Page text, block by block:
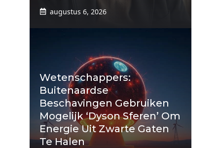
augustus 6, 2026
Wetenschappers:
Buitenaardse
Beschavingen Gebruiken
Mogelijk ‘Dyson Sferen’ Om
Energie Uit Zwarte Gaten
Te Halen